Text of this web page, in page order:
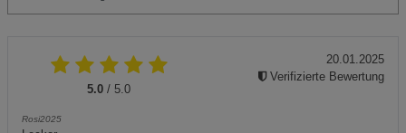
5.0 / 5.0
Rosi2025
20.01.2025
Verifizierte Bewertung